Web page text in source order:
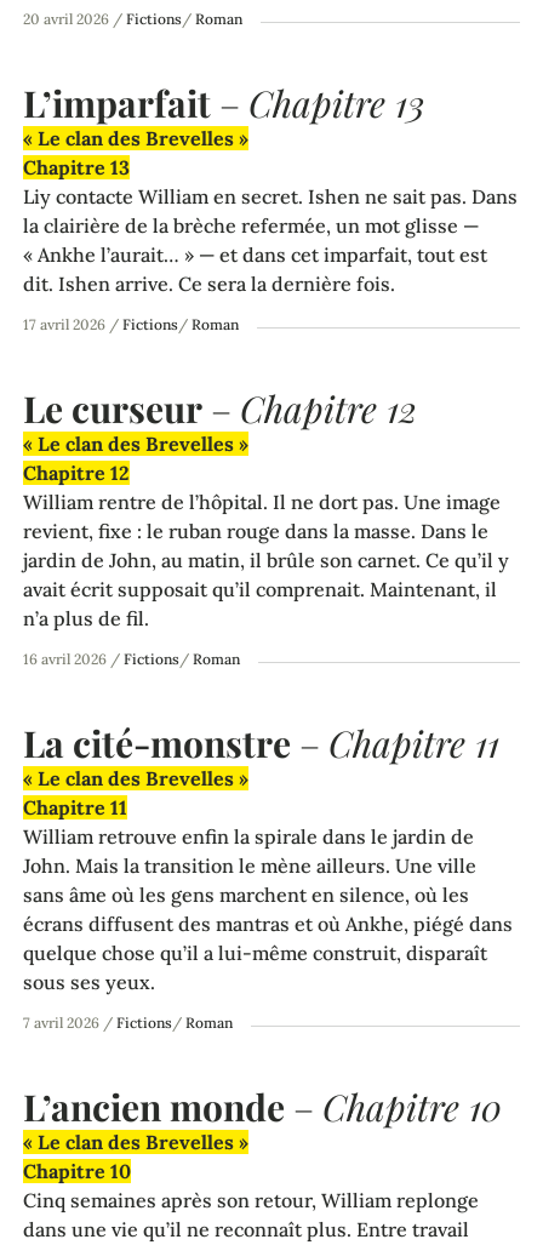
20 avril 2026 / Fictions/ Roman
L’imparfait – Chapitre 13
17 avril 2026 / Fictions/ Roman
« Le clan des Brevelles »
Chapitre 13
Liy contacte William en secret. Ishen ne sait pas. Dans
la clairière de la brèche refermée, un mot glisse —
« Ankhe l’aurait… » — et dans cet imparfait, tout est
dit. Ishen arrive. Ce sera la dernière fois.
Le curseur – Chapitre 12
16 avril 2026 / Fictions/ Roman
« Le clan des Brevelles »
Chapitre 12
William rentre de l’hôpital. Il ne dort pas. Une image
revient, fixe : le ruban rouge dans la masse. Dans le
jardin de John, au matin, il brûle son carnet. Ce qu’il y
avait écrit supposait qu’il comprenait. Maintenant, il
n’a plus de fil.
La cité-monstre – Chapitre 11
7 avril 2026 / Fictions/ Roman
« Le clan des Brevelles »
Chapitre 11
William retrouve enfin la spirale dans le jardin de
John. Mais la transition le mène ailleurs. Une ville
sans âme où les gens marchent en silence, où les
écrans diffusent des mantras et où Ankhe, piégé dans
quelque chose qu’il a lui-même construit, disparaît
sous ses yeux.
L’ancien monde – Chapitre 10
« Le clan des Brevelles »
Chapitre 10
Cinq semaines après son retour, William replonge
dans une vie qu’il ne reconnaît plus. Entre travail